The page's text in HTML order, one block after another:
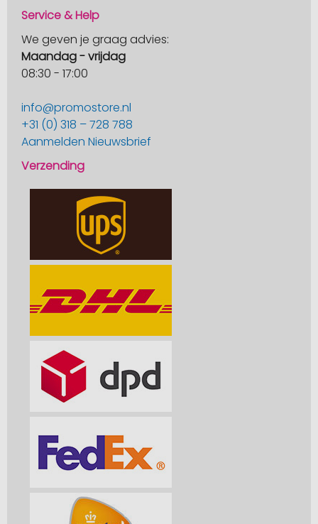
Service & Help
We geven je graag advies:
Maandag - vrijdag
08:30 - 17:00
info@promostore.nl
+31 (0) 318 – 728 788
Aanmelden Nieuwsbrief
Verzending